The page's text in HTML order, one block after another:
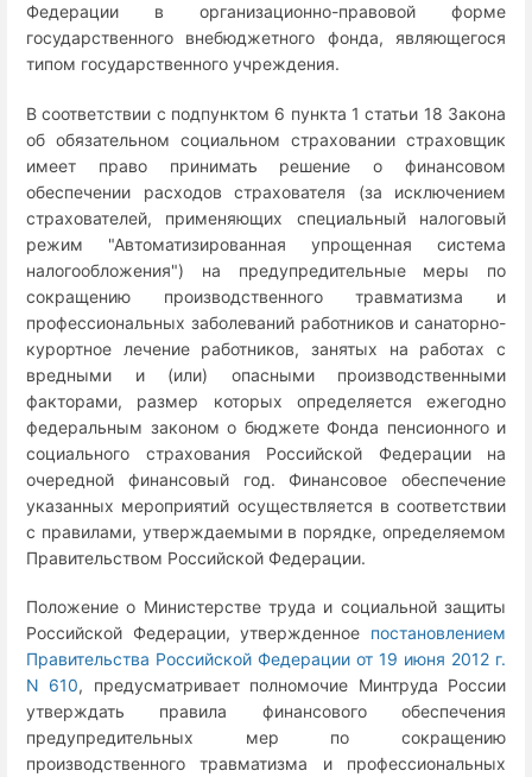
Федерации в организационно-правовой форме
государственного внебюджетного фонда, являющегося
типом государственного учреждения.
В соответствии с подпунктом 6 пункта 1 статьи 18 Закона
об обязательном социальном страховании страховщик
имеет право принимать решение о финансовом
обеспечении расходов страхователя (за исключением
страхователей, применяющих специальный налоговый
режим "Автоматизированная упрощенная система
налогообложения") на предупредительные меры по
сокращению производственного травматизма и
профессиональных заболеваний работников и санаторно-
курортное лечение работников, занятых на работах с
вредными и (или) опасными производственными
факторами, размер которых определяется ежегодно
федеральным законом о бюджете Фонда пенсионного и
социального страхования Российской Федерации на
очередной финансовый год. Финансовое обеспечение
указанных мероприятий осуществляется в соответствии
с правилами, утверждаемыми в порядке, определяемом
Правительством Российской Федерации.
Положение о Министерстве труда и социальной защиты
Российской Федерации, утвержденное постановлением
Правительства Российской Федерации от 19 июня 2012 г.
N 610, предусматривает полномочие Минтруда России
утверждать правила финансового обеспечения
предупредительных мер по сокращению
производственного травматизма и профессиональных